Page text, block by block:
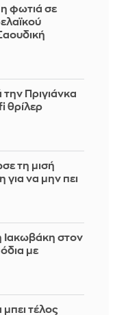
φωτιά σε
Πριγιάνκα
θρίλερ
τη μισή
για να μην πει
Ιακωβάκη στον
με
μπει τέλος